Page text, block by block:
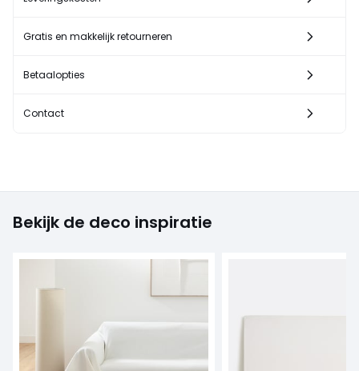
Gratis en makkelijk retourneren
Betaalopties
Contact
Bekijk de deco inspiratie